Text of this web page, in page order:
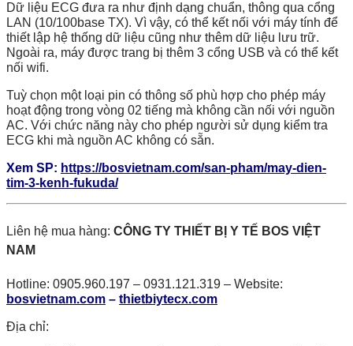
Dữ liệu ECG đưa ra như định dạng chuẩn, thông qua cổng
LAN (10/100base TX). Vì vậy, có thể kết nối với máy tính để
thiết lập hệ thống dữ liệu cũng như thêm dữ liệu lưu trữ.
Ngoài ra, máy được trang bị thêm 3 cổng USB và có thể kết
nối wifi.
Tuỳ chọn một loại pin có thông số phù hợp cho phép máy
hoạt động trong vòng 02 tiếng mà không cần nối với nguồn
AC. Với chức năng này cho phép người sử dụng kiểm tra
ECG khi mà nguồn AC không có sẵn.
Xem SP: https://bosvietnam.com/san-pham/may-dien-
tim-3-kenh-fukuda/
Liên hệ mua hàng: CÔNG TY THIẾT BỊ Y TẾ BOS VIỆT
NAM
Hotline: 0905.960.197 – 0931.121.319 – Website:
bosvietnam.com – thietbiytecx.com
Địa chỉ: